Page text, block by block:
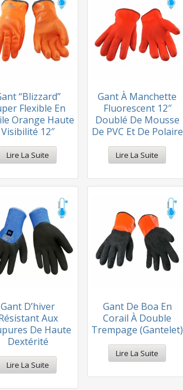
“Blizzard”
Flexible En
Orange Haute
Visibilité 12″
Lire La Suite
Gant À Manchette
Fluorescent 12″
Doublé De Mousse
De PVC Et De Polaire
Lire La Suite
Gant D’hiver
Aux
De Haute
Dextérité
Lire La Suite
Gant De Boa En
Corail À Double
Trempage (gantelet)
Lire La Suite